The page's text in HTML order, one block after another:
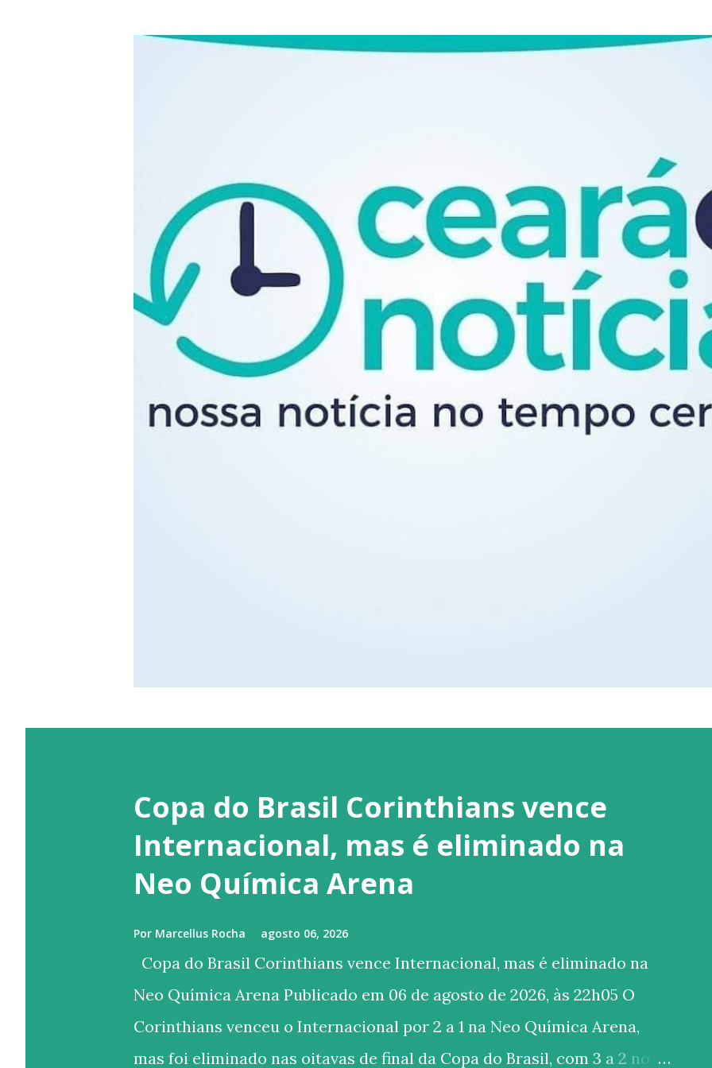
Copa do Brasil Corinthians vence
Internacional, mas é eliminado na
Neo Química Arena
Por Marcellus Rocha agosto 06, 2026
Copa do Brasil Corinthians vence Internacional, mas é eliminado na
Neo Química Arena Publicado em 06 de agosto de 2026, às 22h05 O
Corinthians venceu o Internacional por 2 a 1 na Neo Química Arena,
mas foi eliminado nas oitavas de final da Copa do Brasil, com 3 a 2 no